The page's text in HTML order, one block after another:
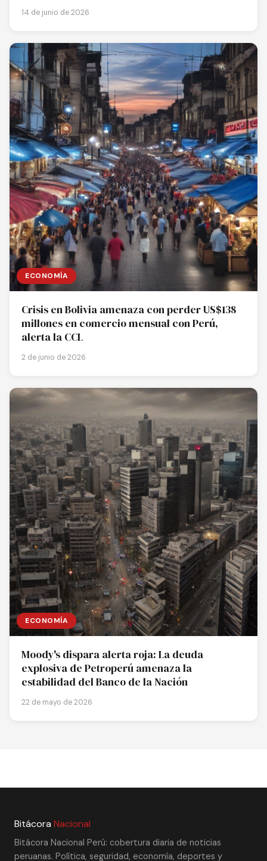
14 de junio de 2026
ECONOMÍA
Crisis en Bolivia amenaza con perder US$138
millones en comercio mensual con Perú,
alerta la CCL
2 de junio de 2026
ECONOMÍA
Moody's dispara alerta roja: La deuda
explosiva de Petroperú amenaza la
estabilidad del Banco de la Nación
22 de mayo de 2026
Bitácora Nacional
Bitácora Nacional Perú: cobertura diaria de noticias
peruanas. Política, seguridad, economía, deportes y